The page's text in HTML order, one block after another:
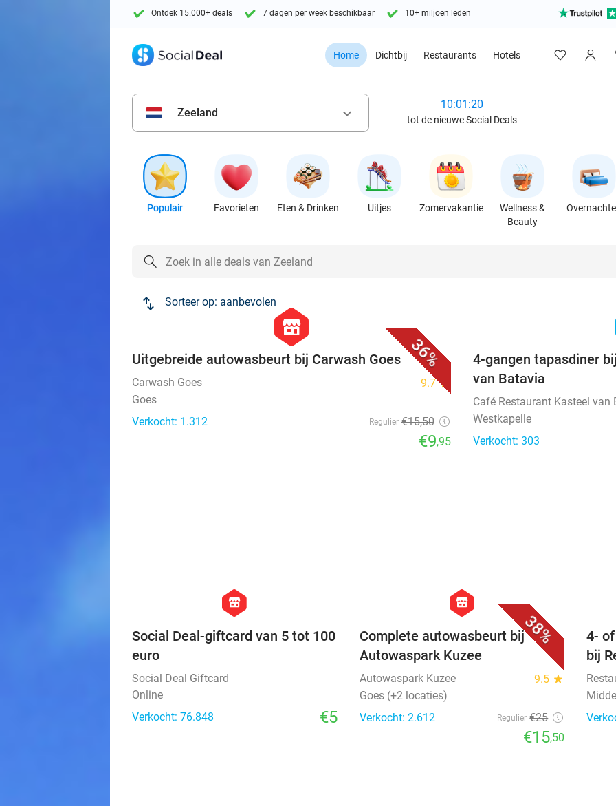
Ontdek 15.000+ deals 7 dagen per week beschikbaar 10+ miljoen leden
Home Dichtbij Restaurants Hotels
Zeeland keyboard_arrow_down
10:01:19
tot de nieuwe Social Deals
Populair Favorieten Eten & Drinken Uitjes Zomervakantie
Wellness &
Beauty
Sorteer op: aanbevolen
36%
hexagon
store
Uitgebreide autowasbeurt bij Carwash Goes
Carwash Goes 9.7star
Goes
Verkocht: 1.312
Regulier €15,50
€9,95
4-gangen tapasdiner
van Batavia
Café Restaurant Kasteel van
Westkapelle
Verkocht: 303
hexagon
store
Social Deal-giftcard van 5 tot 100
euro
Social Deal Giftcard
Online
Verkocht: 76.848
€5
38%
hexagon
store
Complete autowasbeurt bij
Autowaspark Kuzee
Autowaspark Kuzee 9.5 star
Goes (+2 locaties)
Verkocht: 2.612
Regulier €25
€15,50
4-
bij